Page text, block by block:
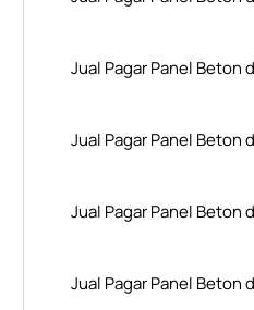
Jual Pagar Panel Beton
Jual Pagar Panel Beton
Jual Pagar Panel Beton
Jual Pagar Panel Beton